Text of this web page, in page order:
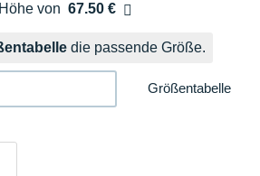
von 67.50 €
die passende Größe.
Größentabelle